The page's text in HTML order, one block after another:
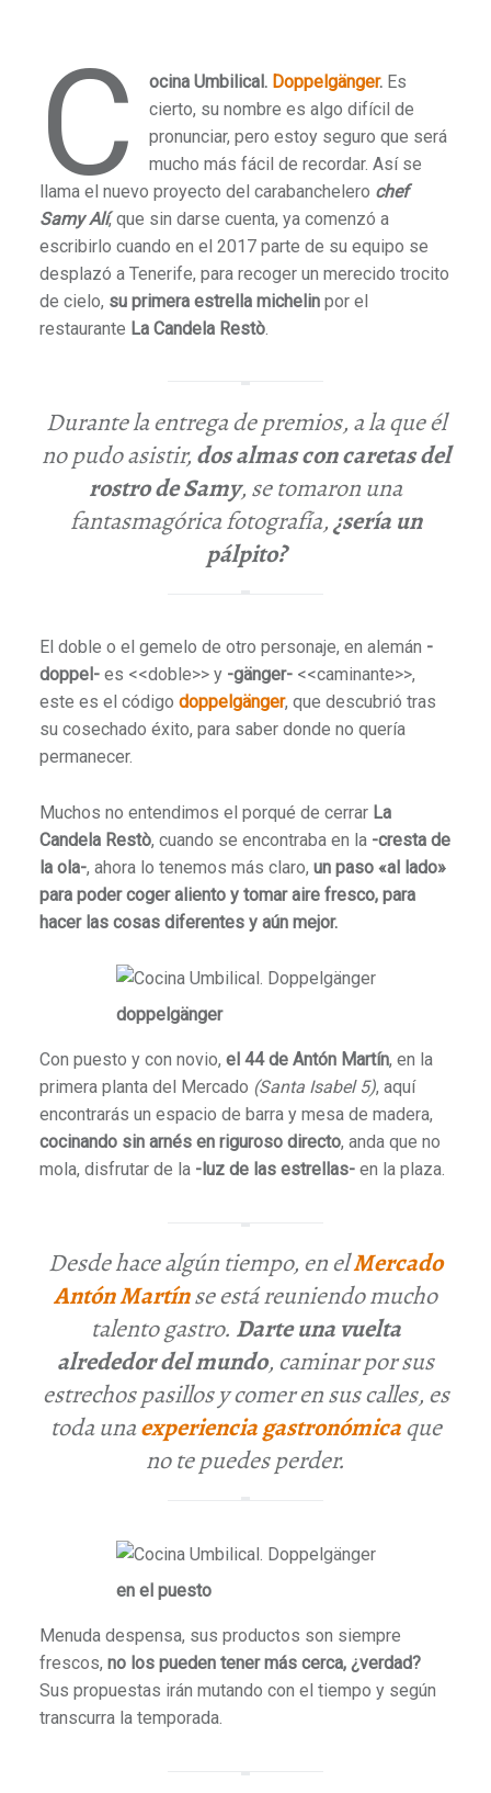
C ocina Umbilical. Doppelgänger. Es
cierto, su nombre es algo difícil de
pronunciar, pero estoy seguro que será
mucho más fácil de recordar. Así se
llama el nuevo proyecto del carabanchelero chef
Samy Alí, que sin darse cuenta, ya comenzó a
escribirlo cuando en el 2017 parte de su equipo se
desplazó a Tenerife, para recoger un merecido trocito
de cielo, su primera estrella michelinpor el
restaurante La Candela Restò.
Durante la entrega de premios, a la que él
no pudo asistir, dos almas con caretas del
rostro deSamy, se tomaron una
fantasmagórica fotografía,¿sería un
pálpito?
El doble o el gemelo de otro personaje, en alemán -
doppel-es <<doble>> y -gänger-<<caminante>>,
este es el código doppelgänger, que descubrió tras
su cosechado éxito, para saber donde no quería
permanecer.
Muchos no entendimos el porqué de cerrar La
Candela Restò, cuando se encontraba en la -cresta de
la ola-, ahora lo tenemos más claro, un paso «al lado»
para poder coger aliento y tomar aire fresco, para
hacer las cosas diferentes y aún mejor.
doppelgänger
Con puesto y con novio, el 44 de Antón Martín, en la
primera planta del Mercado (Santa Isabel 5), aquí
encontrarás un espacio de barra y mesa de madera,
cocinando sin arnés en riguroso directo, anda que no
mola, disfrutar de la -luz de las estrellas-en la plaza.
Desde hace algún tiempo, en elMercado
Antón Martínse está reuniendo mucho
talento gastro. Darte una vuelta
alrededor del mundo, caminar por sus
estrechos pasillos y comer en sus calles, es
toda unaexperiencia gastronómicaque
no te puedes perder.
en el puesto
Menuda despensa, sus productos son siempre
frescos, no los pueden tener más cerca, ¿verdad?
Sus propuestas irán mutando con el tiempo y según
transcurra la temporada.